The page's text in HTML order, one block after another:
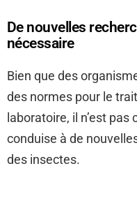
De nouvelles
nécessaire
Bien que des
des normes pour le
laboratoire, il n’est
conduise à de
des insectes.